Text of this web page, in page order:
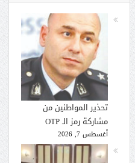
تحذير المواطنين من
مشاركة رمز الـ OTP
أغسطس 7, 2026